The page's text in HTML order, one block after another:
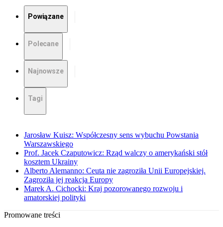
Powiązane
Polecane
Najnowsze
Tagi
Jarosław Kuisz: Współczesny sens wybuchu Powstania
Warszawskiego
Prof. Jacek Czaputowicz: Rząd walczy o amerykański stół
kosztem Ukrainy
Alberto Alemanno: Ceuta nie zagroziła Unii Europejskiej.
Zagroziła jej reakcja Europy
Marek A. Cichocki: Kraj pozorowanego rozwoju i
amatorskiej polityki
Promowane treści